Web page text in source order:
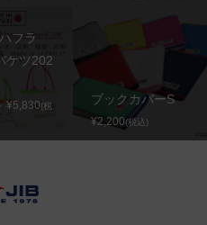
フラ
ケツ202
¥5,830(税
ブックカバーS
¥2,200(税込)